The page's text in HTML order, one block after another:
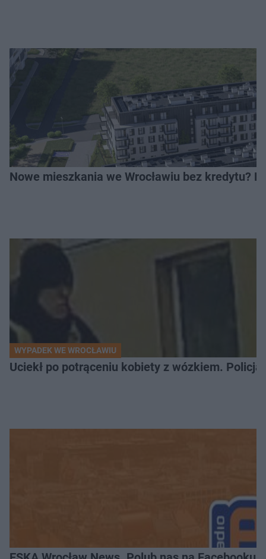
Nowe mieszkania we Wrocławiu bez kredytu?
WYPADEK WE WROCŁAWIU
Uciekł po potrąceniu kobiety z wózkiem.